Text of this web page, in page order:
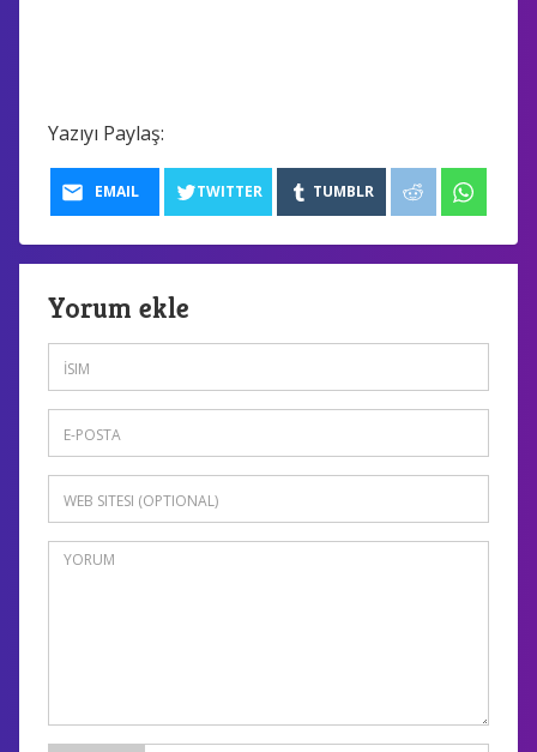
Yazıyı Paylaş:
EMAIL TWITTER TUMBLR
Yorum ekle